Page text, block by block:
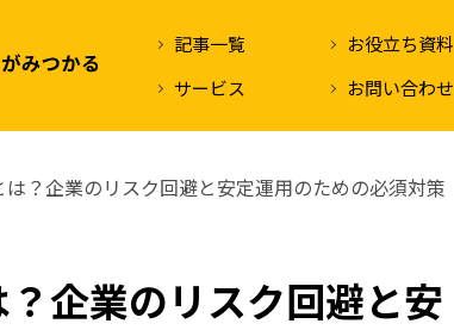
記事一覧
お役立ち資料
サービス
お問い合わせ
は？企業のリスク回避と安定運用のための必須対策
？企業のリスク回避と安